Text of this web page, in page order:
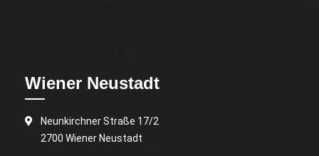
Wiener Neustadt
Neunkirchner Straße 17/2
2700 Wiener Neustadt